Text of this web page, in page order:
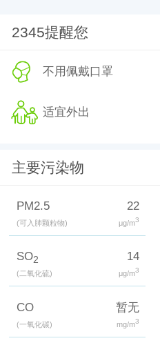
2345提醒您
不用佩戴口罩
适宜外出
主要污染物
PM2.5
(可入肺颗粒物)
22
μg/m3
SO2
(二氧化硫)
14
μg/m3
CO
(一氧化碳)
暂无
mg/m3